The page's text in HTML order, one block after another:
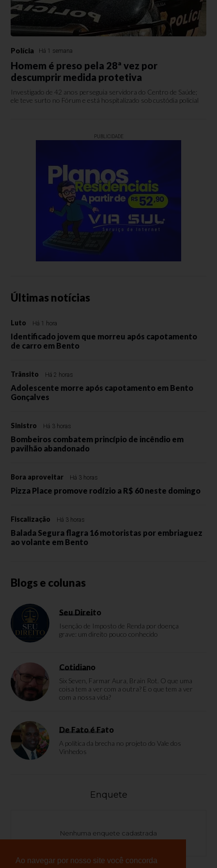
Ao navegar por nosso site você concorda
Polícia Há 1 semana
Homem é preso pela 28ª vez por
descumprir medida protetiva
Investigado de 42 anos perseguia servidora do Centro de Saúde;
ele teve surto no Fórum e está hospitalizado sob custódia policial
PUBLICIDADE
Últimas notícias
Luto Há 1 hora
Identificado jovem que morreu após capotamento
de carro em Bento
Trânsito Há 2 horas
Adolescente morre após capotamento em Bento
Gonçalves
Sinistro Há 3 horas
Bombeiros combatem princípio de incêndio em
pavilhão abandonado
Bora aproveitar Há 3 horas
Pizza Place promove rodízio a R$ 60 neste domingo
Fiscalização Há 3 horas
Balada Segura flagra 16 motoristas por embriaguez
ao volante em Bento
Blogs e colunas
Seu Direito
Isenção de Imposto de Renda por doença
grave: um direito pouco conhecido
Cotidiano
Six Seven, Farmar Aura, Brain Rot. O que uma
coisa tem a ver com a outra? E o que tem a ver
com a nossa vida?
De Fato é Fato
A política da brecha no projeto do Vale dos
Vinhedos
Enquete
Nenhuma enquete cadastrada